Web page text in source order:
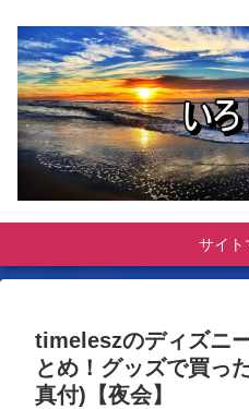
サイト
timeleszのディズニ
とめ！グッズで買っ
真付)【夜会】